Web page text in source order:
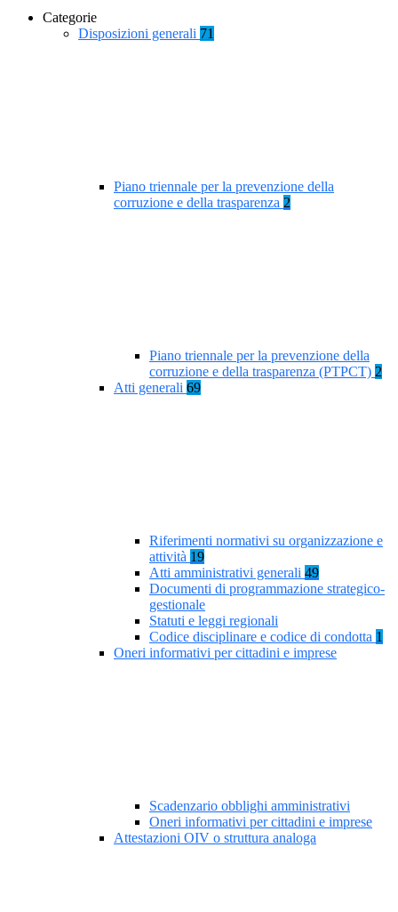
Categorie
Disposizioni generali 71
Piano triennale per la prevenzione della
corruzione e della trasparenza 2
Piano triennale per la prevenzione della
corruzione e della trasparenza (PTPCT) 2
Atti generali 69
Riferimenti normativi su organizzazione e
attività 19
Atti amministrativi generali 49
Documenti di programmazione strategico-
gestionale
Statuti e leggi regionali
Codice disciplinare e codice di condotta 1
Oneri informativi per cittadini e imprese
Scadenzario obblighi amministrativi
Oneri informativi per cittadini e imprese
Attestazioni OIV o struttura analoga